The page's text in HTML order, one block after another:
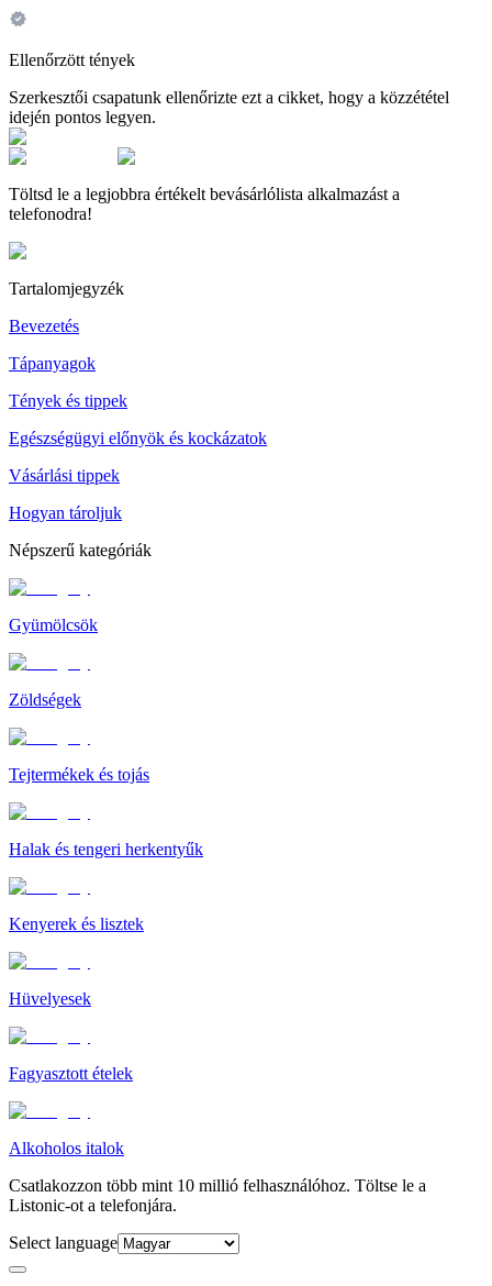
Ellenőrzött tények
Szerkesztői csapatunk ellenőrizte ezt a cikket, hogy a közzététel
idején pontos legyen.
Töltsd le a legjobbra értékelt bevásárlólista alkalmazást a
telefonodra!
Tartalomjegyzék
Bevezetés
Tápanyagok
Tények és tippek
Egészségügyi előnyök és kockázatok
Vásárlási tippek
Hogyan tároljuk
Népszerű kategóriák
Gyümölcsök
Zöldségek
Tejtermékek és tojás
Halak és tengeri herkentyűk
Kenyerek és lisztek
Hüvelyesek
Fagyasztott ételek
Alkoholos italok
Csatlakozzon több mint 10 millió felhasználóhoz. Töltse le a
Listonic-ot a telefonjára.
Select language